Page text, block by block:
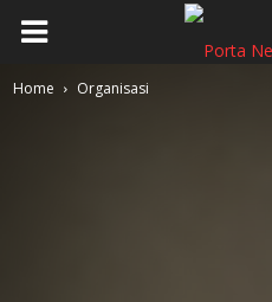
Home Organisasi